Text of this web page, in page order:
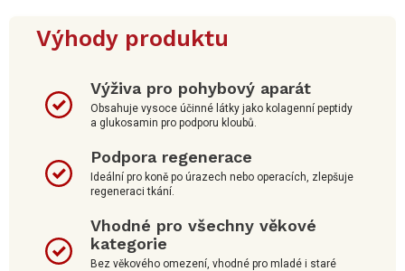
Výhody produktu
Výživa pro pohybový aparát
Obsahuje vysoce účinné látky jako kolagenní peptidy
a glukosamin pro podporu kloubů.
Podpora regenerace
Ideální pro koně po úrazech nebo operacích, zlepšuje
regeneraci tkání.
Vhodné pro všechny věkové
kategorie
Bez věkového omezení, vhodné pro mladé i staré